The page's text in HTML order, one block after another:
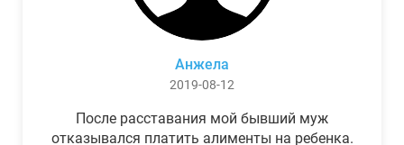
Анжела
2019-08-12
После расставания мой бывший муж
отказывался платить алименты на ребенка.